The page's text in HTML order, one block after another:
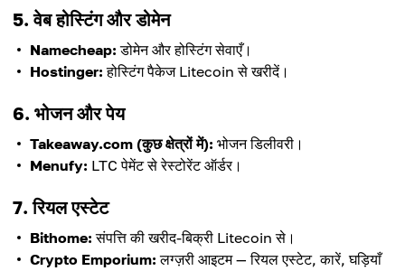
5. वेब होस्टिंग और डोमेन
Namecheap: डोमेन और होस्टिंग सेवाएँ।
Hostinger: होस्टिंग पैकेज Litecoin से खरीदें।
6. भोजन और पेय
Takeaway.com (कुछ क्षेत्रों में): भोजन डिलीवरी।
Menufy: LTC पेमेंट से रेस्टोरेंट ऑर्डर।
7. रियल एस्टेट
Bithome: संपत्ति की खरीद-बिक्री Litecoin से।
Crypto Emporium: लग्ज़री आइटम — रियल एस्टेट, कारें, घड़ियाँ